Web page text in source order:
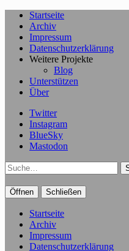
Startseite
Archiv
Impressum
Datenschutzerklärung
Weitere Projekte
Blog
Unterstützen
Über
Twitter
Instagram
BlueSky
Mastodon
Suche
Öffnen Schließen
Startseite
Archiv
Impressum
Datenschutzerklärung